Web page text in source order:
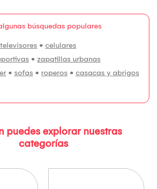
búsquedas populares
televisores • celulares
• zapatillas urbanas
• sofas • roperos • casacas y abrigos
puedes explorar nuestras
categorías